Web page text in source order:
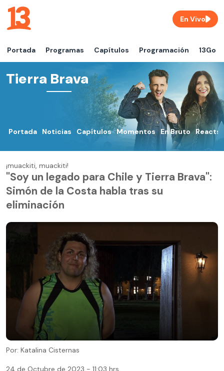
Portada Programas Capítulos Programación 13Go
En Vivo
Tierra Brava
Portada Noticias Capítulos Momentos En Bruto Reacts
¡muackiti, muackiti!
"Soy un legado para Chile y Tierra Brava":
Simón de la Costa habla tras su
eliminación
Por: Katalina Cisternas